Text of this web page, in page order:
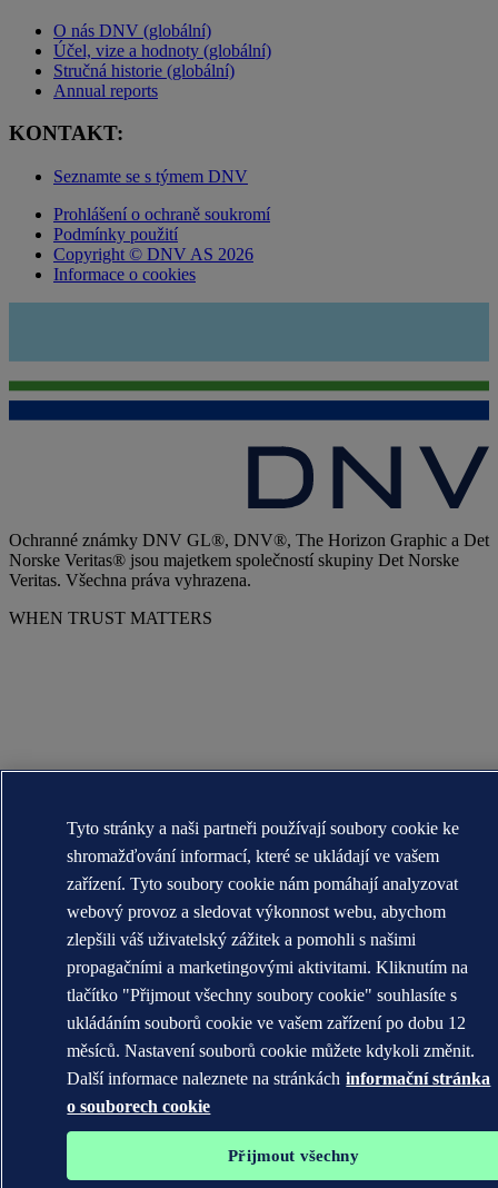
O nás DNV (globální)
Účel, vize a hodnoty (globální)
Stručná historie (globální)
Annual reports
KONTAKT:
Seznamte se s týmem DNV
Prohlášení o ochraně soukromí
Podmínky použití
Copyright © DNV AS 2026
Informace o cookies
Ochranné známky DNV GL®, DNV®, The Horizon Graphic a Det
Norske Veritas® jsou majetkem společností skupiny Det Norske
Veritas. Všechna práva vyhrazena.
WHEN TRUST MATTERS
Tyto stránky a naši partneři používají soubory cookie ke
shromažďování informací, které se ukládají ve vašem
zařízení. Tyto soubory cookie nám pomáhají analyzovat
webový provoz a sledovat výkonnost webu, abychom
zlepšili váš uživatelský zážitek a pomohli s našimi
propagačními a marketingovými aktivitami. Kliknutím na
tlačítko "Přijmout všechny soubory cookie" souhlasíte s
ukládáním souborů cookie ve vašem zařízení po dobu 12
měsíců. Nastavení souborů cookie můžete kdykoli změnit.
Další informace naleznete na stránkách informační stránka
o souborech cookie
Přijmout všechny